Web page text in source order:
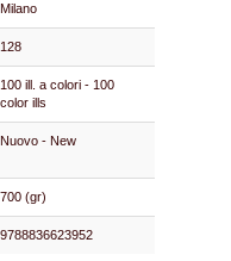
Milano
128
100 ill. a colori - 100
color ills
Nuovo - New
700 (gr)
9788836623952